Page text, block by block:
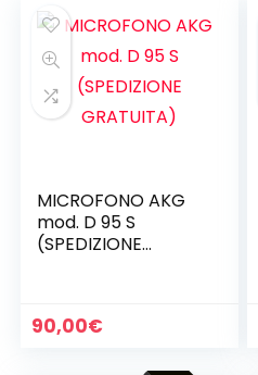
MICROFONO AKG
mod. D 95 S
(SPEDIZIONE
90,00€